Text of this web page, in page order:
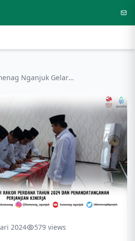
Kankemenag Nganjuk Gelar Rakor Perdana Tahun 2024 dan Penandatanganan Perjanjian Kinerja
2024 579 views